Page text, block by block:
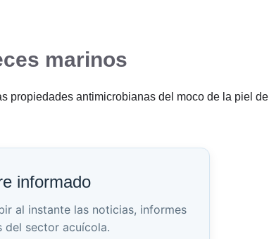
marinos
propiedades antimicrobianas del moco de la piel de
informado
al instante las noticias, informes
del sector acuícola.